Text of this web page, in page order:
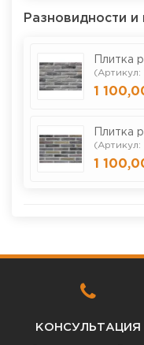
Разновидности
Плитка
(Артикул:
1
Плитка
(Артикул:
1
КОНСУЛЬТАЦИЯ